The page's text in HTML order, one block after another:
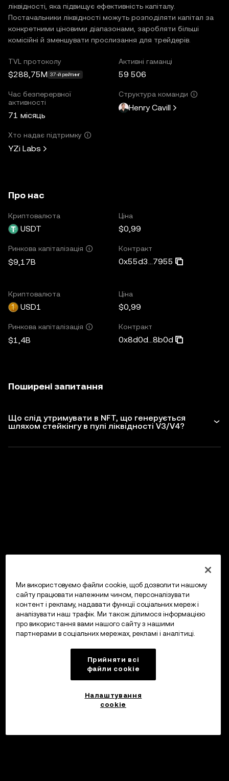
ліквідності, яка підвищує ефективність капіталу.
Постачальники ліквідності можуть розподіляти капітал за
конкретними ціновими діапазонами, заробляти більші
комісійні й зменшувати прослизання для трейдерів.
TVL протоколу
$288,75M 37-й рейтинг
Активні гаманці
59 506
Час безперервної
активності
71 місяць
Структура команди
Henry Cavill
Хто надає підтримку
YZi Labs
Про нас
Криптовалюта
USDT
Ціна
$0,99
Ринкова капіталізація
$9,17B
Контракт
0x55d3...7955
Криптовалюта
USD1
Ціна
$0,99
Ринкова капіталізація
$1,4B
Контракт
0x8d0d...8b0d
Поширені запитання
Що слід утримувати в NFT, що генерується
шляхом стейкінгу в пулі ліквідності V3/V4?
Ми використовуємо файли cookie, щоб дозволити нашому
сайту працювати належним чином, персоналізувати
контент і рекламу, надавати функції соціальних мереж і
аналізувати наш трафік. Ми також ділимося інформацією
про використання вами нашого сайту з нашими
партнерами в соціальних мережах, рекламі і аналітиці.
Прийняти всі
файли сookie
Налаштування
cookie